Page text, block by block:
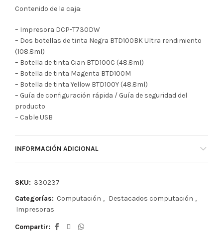
Contenido de la caja:
– Impresora DCP-T730DW
– Dos botellas de tinta Negra BTD100BK Ultra rendimiento
(108.8ml)
– Botella de tinta Cian BTD100C (48.8ml)
– Botella de tinta Magenta BTD100M
– Botella de tinta Yellow BTD100Y (48.8ml)
– Guía de configuración rápida / Guía de seguridad del
producto
– Cable USB
INFORMACIÓN ADICIONAL
SKU: 330237
Categorías: Computación , Destacados computación ,
Impresoras
Compartir